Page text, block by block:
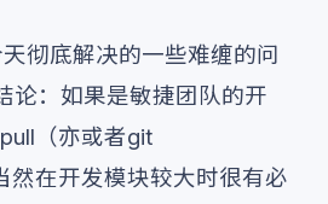
彻底解决的一些难缠的问
论：如果是敏捷团队的开
（亦或者git
在开发模块较大时很有必